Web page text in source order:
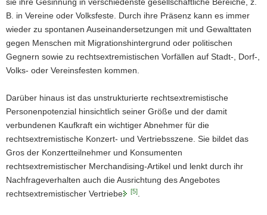
B. in Vereine oder Volksfeste. Durch ihre Präsenz kann es immer
wieder zu spontanen Auseinandersetzungen mit und Gewalttaten
gegen Menschen mit Migrationshintergrund oder politischen
Gegnern sowie zu rechtsextremistischen Vorfällen auf Stadt-, Dorf-,
Volks- oder Vereinsfesten kommen.
Darüber hinaus ist das unstrukturierte rechtsextremistische
Personenpotenzial hinsichtlich seiner Größe und der damit
verbundenen Kaufkraft ein wichtiger Abnehmer für die
rechtsextremistische Konzert- und Vertriebsszene. Sie bildet das
Gros der Konzertteilnehmer und Konsumenten
rechtsextremistischer Merchandising-Artikel und lenkt durch ihr
Nachfrageverhalten auch die Ausrichtung des Angebotes
rechtsextremistischer Vertriebe
[5]